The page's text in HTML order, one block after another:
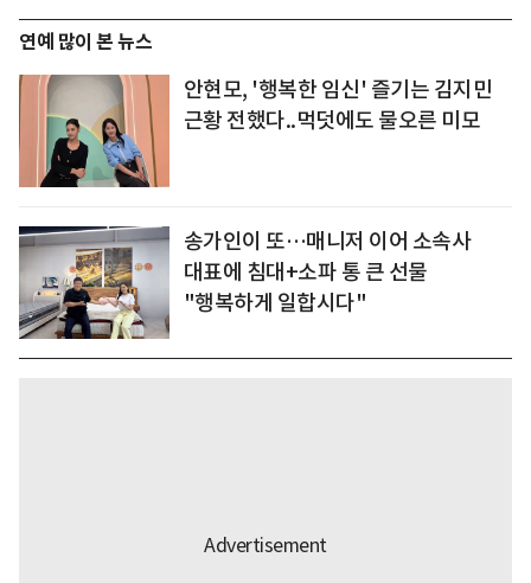
연예 많이 본 뉴스
안현모, '행복한 임신' 즐기는 김지민
근황 전했다..먹덧에도 물오른 미모
송가인이 또…매니저 이어 소속사
대표에 침대+소파 통 큰 선물
"행복하게 일합시다"